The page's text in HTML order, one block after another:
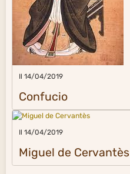
Il 14/04/2019
Confucio
Il 14/04/2019
Miguel de Cervantès